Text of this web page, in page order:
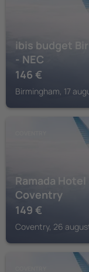
ibis budget
- NEC
146 €
Birmingham, 17
Ramada
Coventry
149 €
Coventry, 26